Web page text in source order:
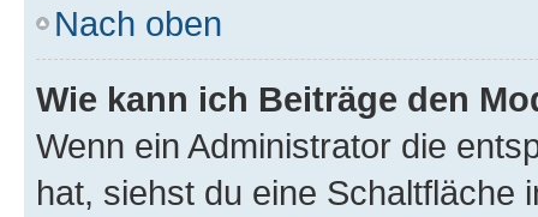
Nach oben
Wie kann ich Beiträge den
Wenn ein Administrator die
hat, siehst du eine Schaltfläche